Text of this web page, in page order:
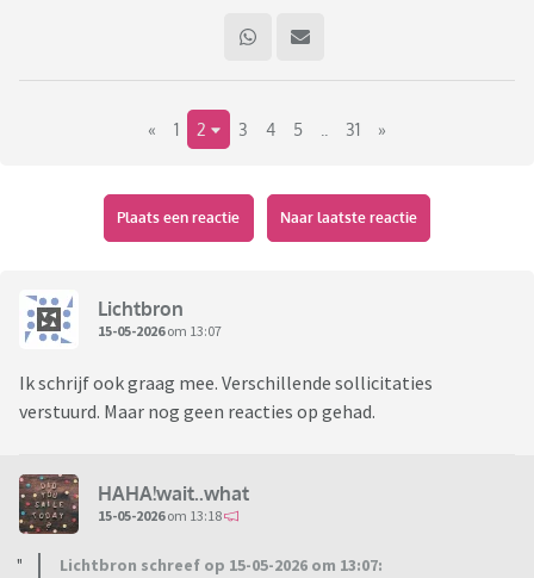
Kortom; alles wat met werk/solliciteren te maken heeft kan
hier besproken worden
« 1 2 3 4 5 31 »
Plaats een reactie Naar laatste reactie
Lichtbron
15-05-2026om 13:07
Ik schrijf ook graag mee. Verschillende sollicitaties
verstuurd. Maar nog geen reacties op gehad.
HAHA!wait..what
15-05-2026om 13:18
Lichtbron schreef op 15-05-2026 om 13:07: